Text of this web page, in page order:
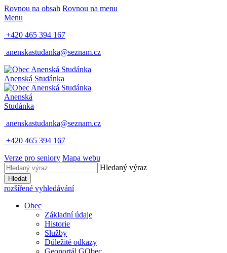
Rovnou na obsah Rovnou na menu
Menu
+420 465 394 167
anenskastudanka@seznam.cz
Anenská Studánka
Anenská
Studánka
anenskastudanka@seznam.cz
+420 465 394 167
Verze pro seniory Mapa webu
Hledaný výraz
Hledat
rozšířené vyhledávání
Obec
Základní údaje
Historie
Služby
Důležité odkazy
Geoportál GObec